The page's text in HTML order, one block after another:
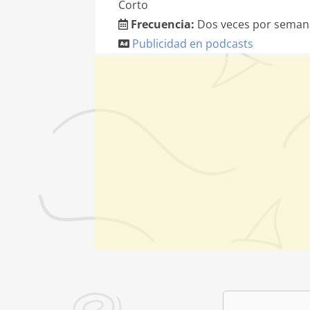
Corto
Frecuencia: Dos veces por
Publicidad en podcasts